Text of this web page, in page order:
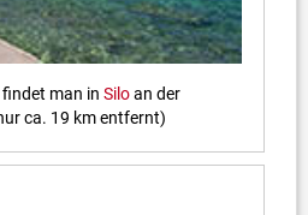
man in Siloan der
ca. 19 km entfernt)